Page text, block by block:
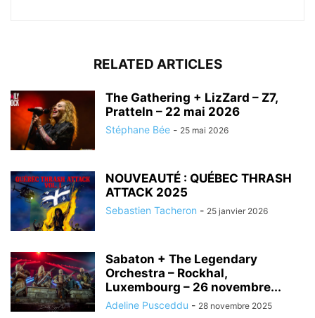
RELATED ARTICLES
The Gathering + LizZard – Z7,
Pratteln – 22 mai 2026
Stéphane Bée - 25 mai 2026
NOUVEAUTÉ : QUÉBEC THRASH
ATTACK 2025
Sebastien Tacheron - 25 janvier 2026
Sabaton + The Legendary
Orchestra – Rockhal,
Luxembourg – 26 novembre...
Adeline Pusceddu - 28 novembre 2025